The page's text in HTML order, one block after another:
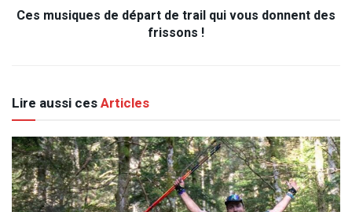
Ces musiques de départ de trail qui vous donnent des
frissons !
Lire aussi cesArticles